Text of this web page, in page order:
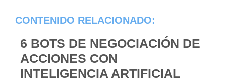
CONTENIDO RELACIONADO:
6 BOTS DE NEGOCIACIÓN DE
ACCIONES CON
INTELIGENCIA ARTIFICIAL